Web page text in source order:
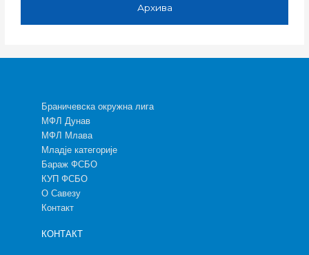
Архива
Браничевска окружна лига
МФЛ Дунав
МФЛ Млава
Младје категорије
Бараж ФСБО
КУП ФСБО
О Савезу
Контакт
КОНТАКТ